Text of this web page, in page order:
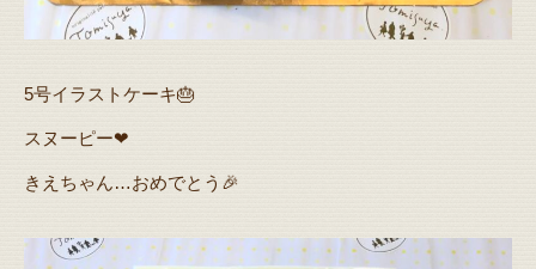
5号イラストケーキ🎂
スヌーピー❤
きえちゃん…おめでとう🎉